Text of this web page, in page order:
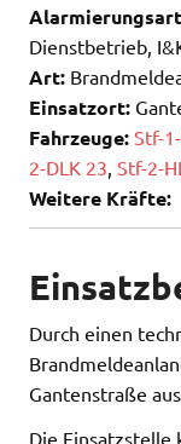
Dienstbetrieb,
Art:
Einsatzort:
Fahrzeuge: Stf-
2-DLK 23 Stf-2-
Weitere Kräfte:
Durch einen
Gantenstraße
Die